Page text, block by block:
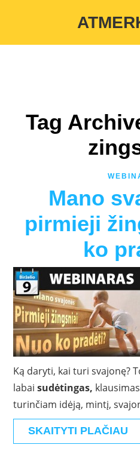
/home/atmerkakis/public_html/
Tag
Mano
pirmieji
ko
Ką daryti, kai turi svajonę?
labaisudėtingas,
turinčiam idėją, mintį,
SKAITYTI PLAČIAU